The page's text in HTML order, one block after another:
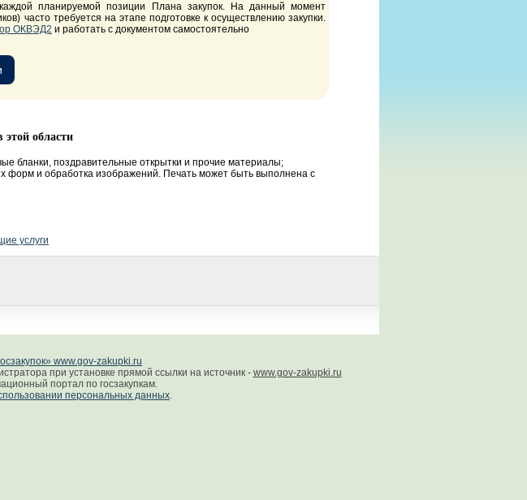
планируемой позиции Плана закупок. На данный момент
часто требуется на этапе подготовке к осуществлению закупки.
ОКВЭД2 и работать с документом самостоятельно
области
бланки, поздравительные открытки и прочие материалы;
форм и обработка изображений. Печать может быть выполнена с
услуги
www.gov-zakupki.ru
при установке прямой ссылки на источник - www.gov-zakupki.ru
портал по госзакупкам.
персональных данных.